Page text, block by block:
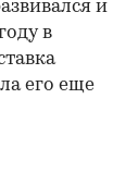
и
в
его еще